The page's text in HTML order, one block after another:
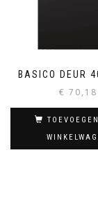
BASICO DEUR
€ 70,18